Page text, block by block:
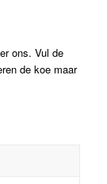
ons. Vul de
de koe maar